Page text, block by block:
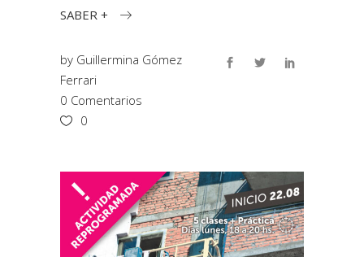
SABER +
by Guillermina Gómez
Ferrari
0 Comentarios
0